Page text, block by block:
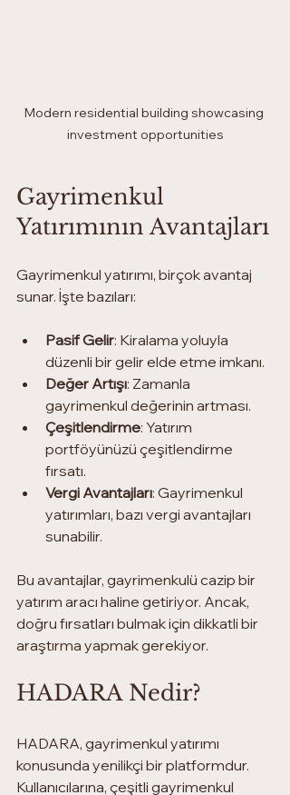
Modern residential building showcasing
investment opportunities
Gayrimenkul
Yatırımının Avantajları
Gayrimenkul yatırımı, birçok avantaj
sunar. İşte bazıları:
Pasif Gelir: Kiralama yoluyla
düzenli bir gelir elde etme imkanı.
Değer Artışı: Zamanla
gayrimenkul değerinin artması.
Çeşitlendirme: Yatırım
portföyünüzü çeşitlendirme
fırsatı.
Vergi Avantajları: Gayrimenkul
yatırımları, bazı vergi avantajları
sunabilir.
Bu avantajlar, gayrimenkulü cazip bir
yatırım aracı haline getiriyor. Ancak,
doğru fırsatları bulmak için dikkatli bir
araştırma yapmak gerekiyor.
HADARA Nedir?
HADARA, gayrimenkul yatırımı
konusunda yenilikçi bir platformdur.
Kullanıcılarına, çeşitli gayrimenkul